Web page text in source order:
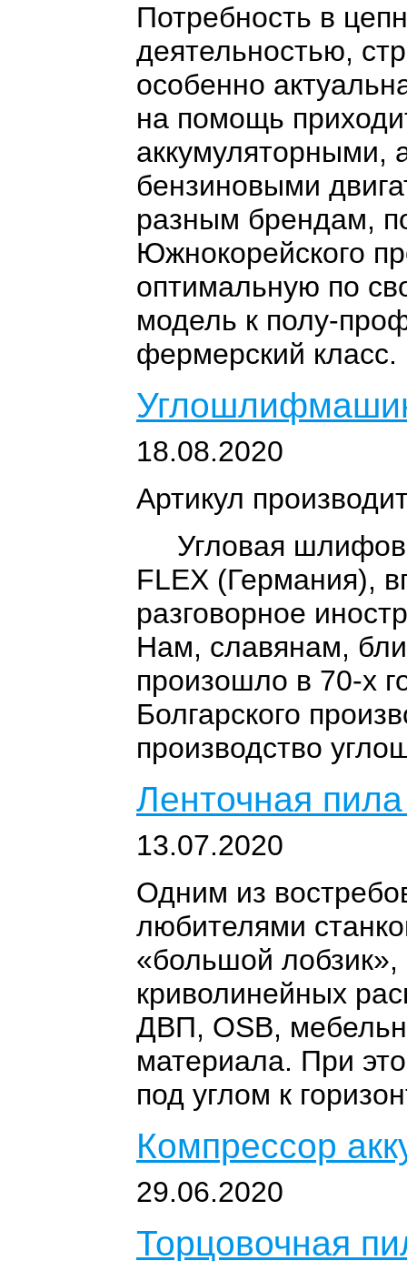
Потребность в
деятельностью,
особенно
на помощь
аккумуляторными,
бензиновыми
разным брендам,
Южнокорейского
оптимальную по
модель к полу-
фермерский класс.
18.08.2020
Артикул
Угловая
FLEX (Германия),
разговорное
Нам, славянам,
произошло в 70-х
Болгарского
производство
Ленточная
13.07.2020
Одним из
любителями
«большой
криволинейных
ДВП, OSB,
материала. При
под углом к
Компрессор
29.06.2020
Торцовочная